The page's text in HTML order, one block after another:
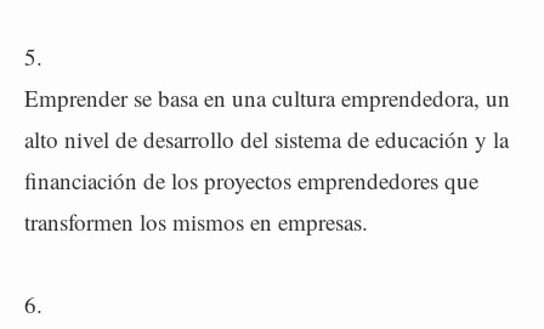
5.
Emprender se basa en una cultura emprendedora, un
alto nivel de desarrollo del sistema de educación y la
financiación de los proyectos emprendedores que
transformen los mismos en empresas.
6.